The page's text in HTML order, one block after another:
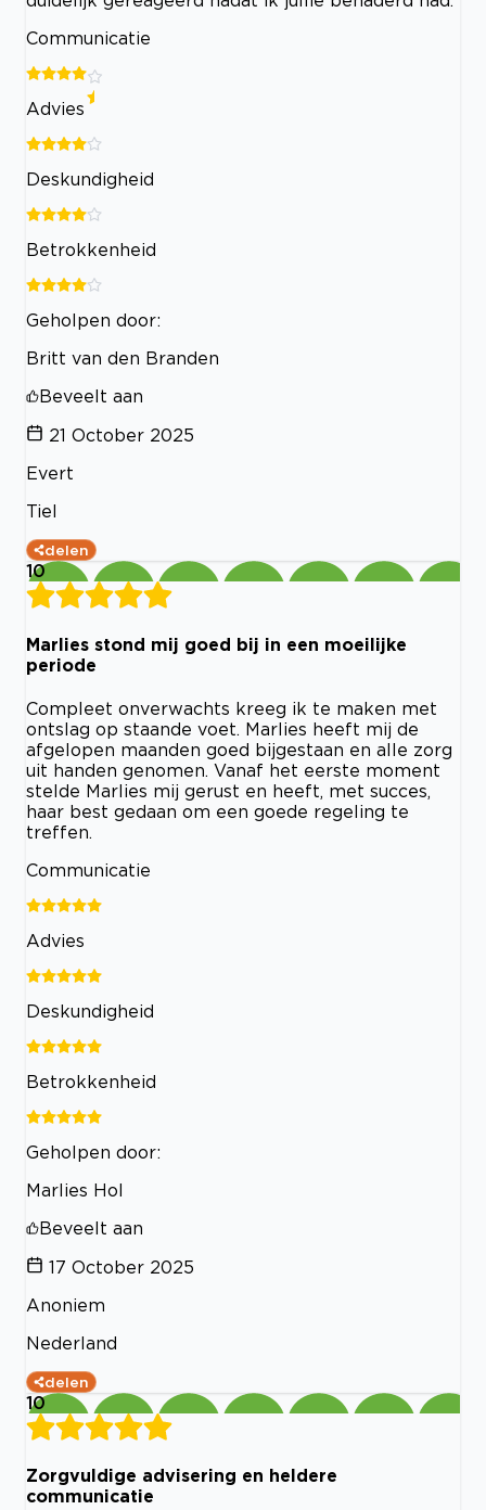
Communicatie
Advies
Deskundigheid
Betrokkenheid
Geholpen door:
Britt van den Branden
Beveelt aan
21 October 2025
Evert
Tiel
delen
10
Marlies stond mij goed bij in een moeilijke
periode
Compleet onverwachts kreeg ik te maken met
ontslag op staande voet. Marlies heeft mij de
afgelopen maanden goed bijgestaan en alle zorg
uit handen genomen. Vanaf het eerste moment
stelde Marlies mij gerust en heeft, met succes,
haar best gedaan om een goede regeling te
treffen.
Communicatie
Advies
Deskundigheid
Betrokkenheid
Geholpen door:
Marlies Hol
Beveelt aan
17 October 2025
Anoniem
Nederland
delen
10
Zorgvuldige advisering en heldere
communicatie